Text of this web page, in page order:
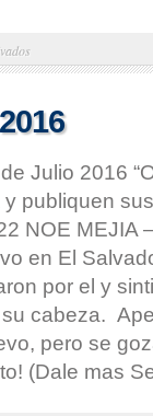
Clarice
Julio 2016
publiquen
NOE MEJIA
en El
por el y
cabeza.
pero se
(Dale mas